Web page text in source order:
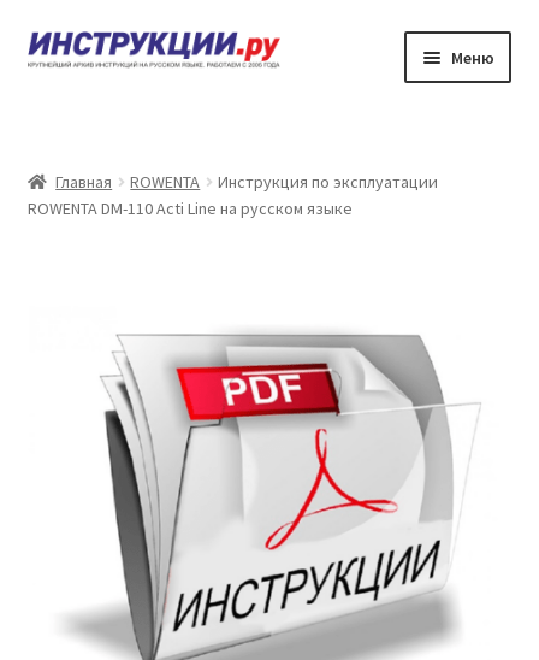
Перейти
к
Перейти
к
Меню
Каталог инструкций по эксплуатации
Контакты
Главная ROWENTA
Инструкция по эксплуатации
ROWENTA DM-110 Acti Line на русском языке